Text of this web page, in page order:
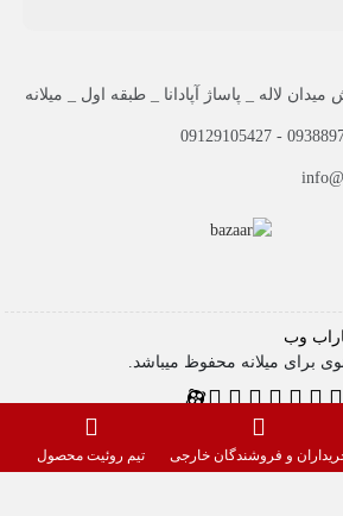
لاله _ پاساژ آپادانا _ طبقه اول _ میلانه
09388973130 -
وب
برای میلانه محفوظ میباشد.
و فروشندگان خارجی تیم روئیت محصول